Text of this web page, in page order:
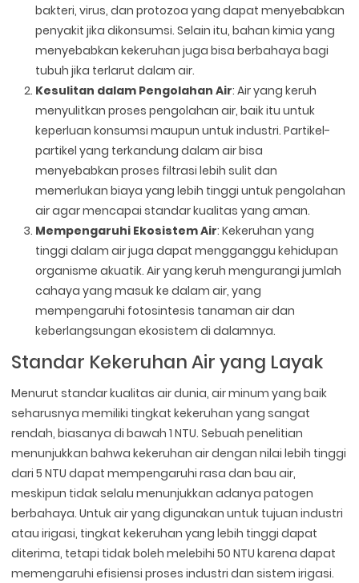
bakteri, virus, dan protozoa yang dapat menyebabkan
penyakit jika dikonsumsi. Selain itu, bahan kimia yang
menyebabkan kekeruhan juga bisa berbahaya bagi
tubuh jika terlarut dalam air.
Kesulitan dalam Pengolahan Air: Air yang keruh
menyulitkan proses pengolahan air, baik itu untuk
keperluan konsumsi maupun untuk industri. Partikel-
partikel yang terkandung dalam air bisa
menyebabkan proses filtrasi lebih sulit dan
memerlukan biaya yang lebih tinggi untuk pengolahan
air agar mencapai standar kualitas yang aman.
Mempengaruhi Ekosistem Air: Kekeruhan yang
tinggi dalam air juga dapat mengganggu kehidupan
organisme akuatik. Air yang keruh mengurangi jumlah
cahaya yang masuk ke dalam air, yang
mempengaruhi fotosintesis tanaman air dan
keberlangsungan ekosistem di dalamnya.
Standar Kekeruhan Air yang Layak
Menurut standar kualitas air dunia, air minum yang baik
seharusnya memiliki tingkat kekeruhan yang sangat
rendah, biasanya di bawah 1 NTU. Sebuah penelitian
menunjukkan bahwa kekeruhan air dengan nilai lebih tinggi
dari 5 NTU dapat mempengaruhi rasa dan bau air,
meskipun tidak selalu menunjukkan adanya patogen
berbahaya. Untuk air yang digunakan untuk tujuan industri
atau irigasi, tingkat kekeruhan yang lebih tinggi dapat
diterima, tetapi tidak boleh melebihi 50 NTU karena dapat
memengaruhi efisiensi proses industri dan sistem irigasi.